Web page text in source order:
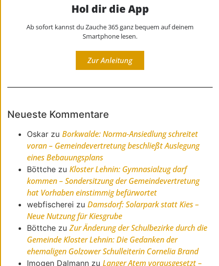
Hol dir die App
Ab sofort kannst du Zauche 365 ganz bequem auf deinem
Smartphone lesen.
Zur Anleitung
Neueste Kommentare
Oskar zuBorkwalde: Norma-Ansiedlung schreitet
voran – Gemeindevertretung beschließt Auslegung
eines Bebauungsplans
Böttche zuKloster Lehnin: Gymnasialzug darf
kommen – Sondersitzung der Gemeindevertretung
hat Vorhaben einstimmig befürwortet
webfischerei zuDamsdorf: Solarpark statt Kies –
Neue Nutzung für Kiesgrube
Böttche zuZur Änderung der Schulbezirke durch die
Gemeinde Kloster Lehnin: Die Gedanken der
ehemaligen Golzower Schulleiterin Cornelia Brand
Imogen Dalmann zuLanger Atem vorausgesetzt –